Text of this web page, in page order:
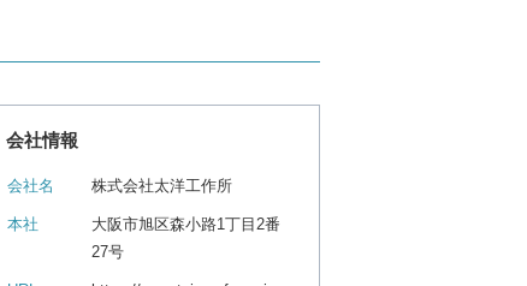
会社情報
会社名 株式会社太洋工作所
本社
大阪市旭区森小路1丁目2番
27号